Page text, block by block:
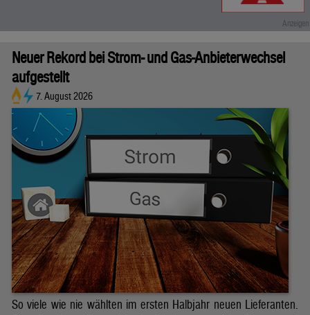
Neuer Rekord bei Strom- und Gas-Anbieterwechsel
aufgestellt
7. August 2026
So viele wie nie wählten im ersten Halbjahr neuen Lieferanten.